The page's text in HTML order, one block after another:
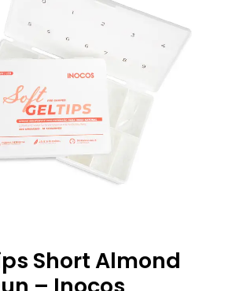
Short Almond